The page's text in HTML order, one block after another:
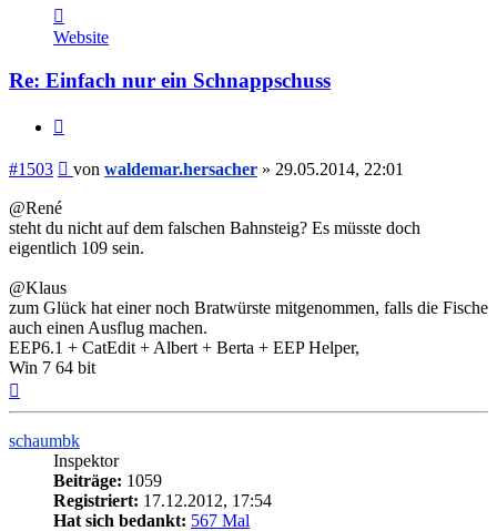
von
waldemar.hersacher
Website
Re: Einfach nur ein Schnappschuss
#1503 Beitrag
von waldemar.hersacher » 29.05.2014, 22:01
@René
steht du nicht auf dem falschen Bahnsteig? Es müsste doch
eigentlich 109 sein.
@Klaus
zum Glück hat einer noch Bratwürste mitgenommen, falls die Fische
auch einen Ausflug machen.
EEP6.1 + CatEdit + Albert + Berta + EEP Helper,
Win 7 64 bit
schaumbk
Inspektor
Beiträge: 1059
Registriert: 17.12.2012, 17:54
Hat sich bedankt: 567 Mal